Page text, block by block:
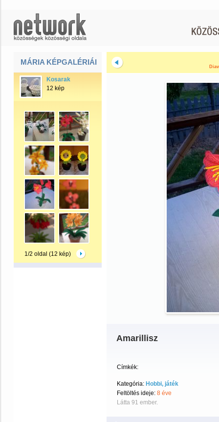
MÁRIA KÉPGALÉRIÁI
Kosarak
12 kép
1/2 oldal (12 kép)
Amarillisz
Címkék:
Kategória: Hobbi, játék
Feltöltés ideje: 8 éve
Látta 91 ember.